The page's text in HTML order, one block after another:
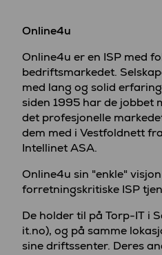
Online4u
Online4u er en ISP med
bedriftsmarkedet.
med lang og solid
siden 1995 har de jobbet
det profesjonelle
dem med i Vestfoldnett
Intellinet ASA.
Online4u sin "enkle"
forretningskritiske ISP
De holder til på Torp-IT i
it.no), og på samme
sine driftssenter. Deres